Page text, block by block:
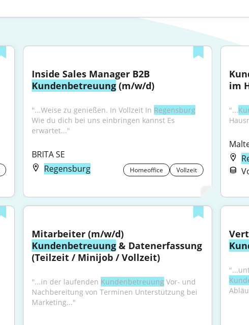
Kundenbetreuung (m/w/d)
"...Weise zu genießen. In Vollzeit In Regensburg
Wie du dich bei uns einbringen kannst Es
erwartet..."
BRITA SE
Regensburg
Homeoffice Vollzeit
im
"...
Kundenbetreuung & Datenerfassung
(Teilzeit / Minijob / Vollzeit)
"...in der laufenden Kundenbetreuung Vor- und
Nachbereitung von Terminen Unterstützung bei
Marketing..."